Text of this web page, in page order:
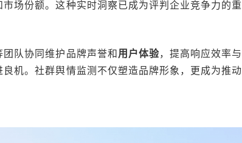
场份额。这种实时洞察已成为评判企业竞争力的重
队协同维护品牌声誉和用户体验，提高响应效率与
机。社群舆情监测不仅塑造品牌形象，更成为推动